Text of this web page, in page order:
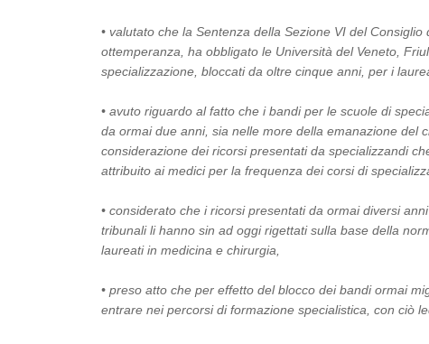
• valutato che la Sentenza della Sezione VI del
ottemperanza, ha obbligato le Università del Veneto,
specializzazione, bloccati da oltre cinque anni, per i
• avuto riguardo al fatto che i bandi per le scuole di
da ormai due anni, sia nelle more della emanazione del
considerazione dei ricorsi presentati da specializzandi
attribuito ai medici per la frequenza dei corsi di
• considerato che i ricorsi presentati da ormai diversi
tribunali li hanno sin ad oggi rigettati sulla base della
laureati in medicina e chirurgia,
• preso atto che per effetto del blocco dei bandi ormai
entrare nei percorsi di formazione specialistica, con ciò